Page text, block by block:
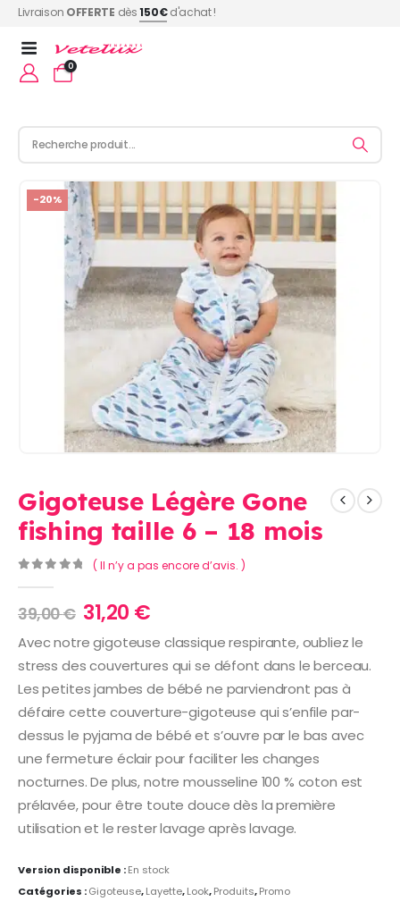
Livraison OFFERTE dès150€d'achat !
0
-20%
Gigoteuse Légère Gone
fishing taille 6 – 18 mois
( Il n’y a pas encore d’avis. )
39,00€ Le
prix
initial
était :
39,00 €.
31,20 €Le
prix
actuel
est :
31,20 €.
Avec notre gigoteuse classique respirante, oubliez le
stress des couvertures qui se défont dans le berceau.
Les petites jambes de bébé ne parviendront pas à
défaire cette couverture-gigoteuse qui s’enfile par-
dessus le pyjama de bébé et s’ouvre par le bas avec
une fermeture éclair pour faciliter les changes
nocturnes. De plus, notre mousseline 100 % coton est
prélavée, pour être toute douce dès la première
utilisation et le rester lavage après lavage.
Version disponible :En stock
Catégories :Gigoteuse,Layette,Look,Produits,Promo